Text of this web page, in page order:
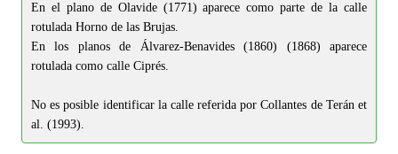
En el plano de Olavide (1771) aparece como parte de la calle
rotulada Horno de las Brujas.
En los planos de Álvarez-Benavides (1860) (1868) aparece
rotulada como calle Ciprés.
No es posible identificar la calle referida por Collantes de Terán et
al. (1993).